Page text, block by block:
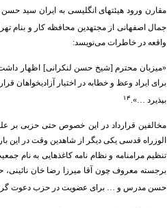
مقارن ورود هیئتهای انگلیسی به ایران سید حسن
جمال اصفهانی از مجتهدین محافظه کار و بنام
واقعه در خاطرات می‌نویسد:
«میزبان محترم [شیخ حسن لنکرانی] اظهار
برای ایراد وعظ و خطابه در اختیار آزادیخواهان
بپذیرد …». ۱۴
مخالفین قرارداد در این خصوص حتی حزبی بر
الوزراه قدسی یکی دیگر از شاهدین وقت در این
تنظیم مرامنامه و نظام نامه کاغذهایی به
برجسته معروف چون آقا میرزا رضا خان
حسن مدرس و … برای عضویت در حزب دعوت گردید».